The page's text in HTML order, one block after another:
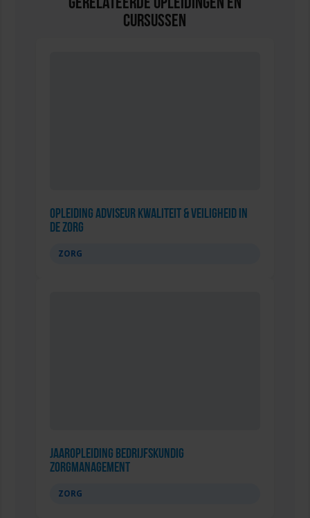
Cursussen
Opleiding Adviseur Kwaliteit & Veiligheid in
de zorg
ZORG
Jaaropleiding Bedrijfskundig
Zorgmanagement
ZORG